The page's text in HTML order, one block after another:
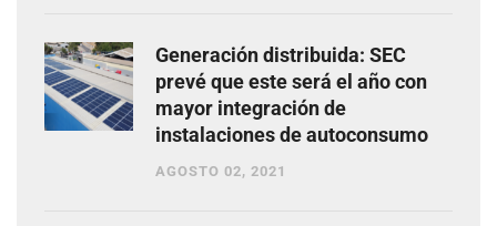
Generación distribuida: SEC
prevé que este será el año con
mayor integración de
instalaciones de autoconsumo
AGOSTO 02, 2021